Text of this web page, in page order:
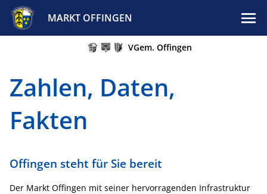
MARKT OFFINGEN
VGem. Offingen
Zahlen, Daten,
Fakten
Offingen steht für Sie bereit
Der Markt Offingen mit seiner hervorragenden Infrastruktur